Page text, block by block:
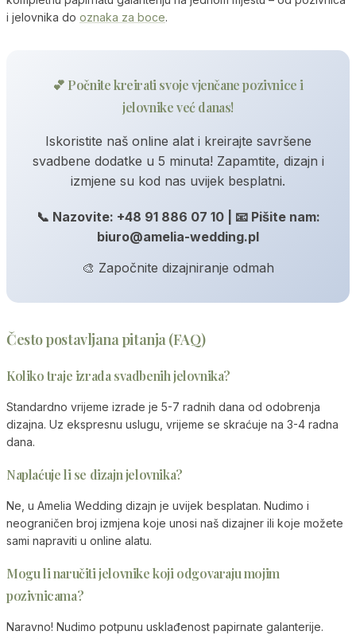
i jelovnika do oznaka za boce.
💕 Počnite kreirati svoje vjenčane pozivnice i
jelovnike već danas!
Iskoristite naš online alat i kreirajte savršene
svadbene dodatke u 5 minuta! Zapamtite, dizajn i
izmjene su kod nas uvijek besplatni.
📞 Nazovite: +48 91 886 07 10 | 📧 Pišite nam:
biuro@amelia-wedding.pl
🎨 Započnite dizajniranje odmah
Često postavljana pitanja (FAQ)
Koliko traje izrada svadbenih jelovnika?
Standardno vrijeme izrade je 5-7 radnih dana od odobrenja
dizajna. Uz ekspresnu uslugu, vrijeme se skraćuje na 3-4 radna
dana.
Naplaćuje li se dizajn jelovnika?
Ne, u Amelia Wedding dizajn je uvijek besplatan. Nudimo i
neograničen broj izmjena koje unosi naš dizajner ili koje možete
sami napraviti u online alatu.
Mogu li naručiti jelovnike koji odgovaraju mojim
pozivnicama?
Naravno! Nudimo potpunu usklađenost papirnate galanterije.